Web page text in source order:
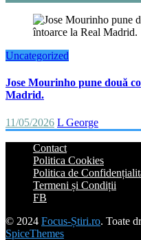
Uncategorized
Jose Mourinho pune două
Madrid.
11/05/2026 L George
Contact
Politica Cookies
Politica de
Termeni și Condiții
FB
© 2024 Focus-Știri.ro. Toate
SpiceThemes